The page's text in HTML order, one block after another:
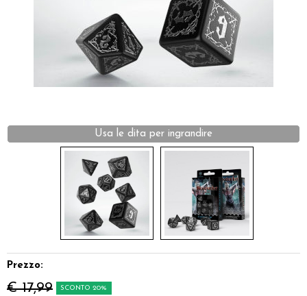
Giocattoli e Gadget
Usa le dita per ingrandire
Prezzo:
€ 17,99 SCONTO 20%